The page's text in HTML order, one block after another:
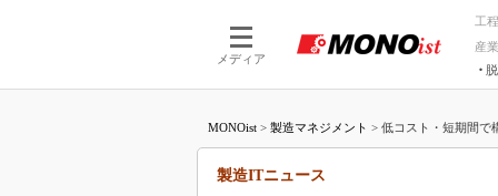
メディア
工
産
つながる工場
AI×設備
MONOist > 製造マネジメント > 低コスト・短期間で
製造ITニュース